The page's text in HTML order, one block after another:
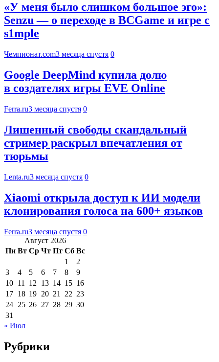
«У меня было слишком большое эго»:
Senzu — о переходе в BCGame и игре с
s1mple
Чемпионат.com3 месяца спустя 0
Google DeepMind купила долю
в создателях игры EVE Online
Ferra.ru3 месяца спустя 0
Лишенный свободы скандальный
стример раскрыл впечатления от
тюрьмы
Lenta.ru3 месяца спустя 0
Xiaomi открыла доступ к ИИ модели
клонирования голоса на 600+ языков
Ferra.ru3 месяца спустя 0
Август 2026
Пн Вт Ср Чт Пт Сб Вс
1
2
3
4 5 6 7 8
9
10 11 12 13 14 15 16
17 18 19 20 21 22 23
24 25 26 27 28 29 30
31
« Июл
Рубрики